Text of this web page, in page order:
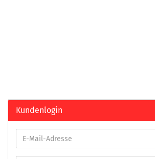
Kundenlogin